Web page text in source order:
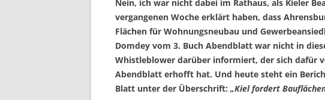
Nein, ich war nicht dabei im Rathaus, als Kieler
vergangenen Woche erklärt haben, dass
Flächen für Wohnungsneubau und
Domdey vom 3. Buch Abendblatt war nicht in
Whistleblower darüber informiert, der sich dafür
Abendblatt erhofft hat. Und heute steht ein
Blatt unter der Überschrift: „Kiel fordert